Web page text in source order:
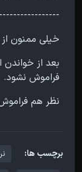
خیلی ممنون
بعد از
فراموش نشود.
نظر هم
برچسب ها: